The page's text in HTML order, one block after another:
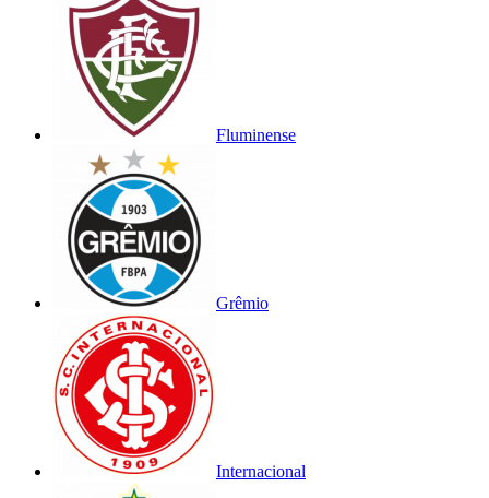
Fluminense
Grêmio
Internacional